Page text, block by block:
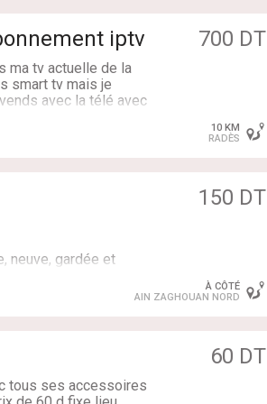
plus que raisonnable!
appareils ANDROI
iptv 700 DT
ma tv actuelle de la
smart tv mais je
avec la télé avec
10 KM
RADÈS
150 DT
neuve, gardée et
À CÔTÉ
AIN ZAGHOUAN NORD
60 DT
tous ses accessoires